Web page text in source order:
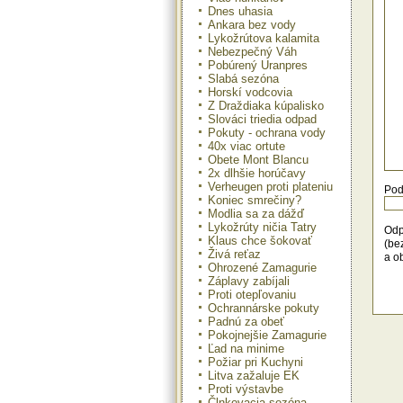
Dnes uhasia
Ankara bez vody
Lykožrútova kalamita
Nebezpečný Váh
Pobúrený Uranpres
Slabá sezóna
Horskí vodcovia
Z Draždiaka kúpalisko
Slováci triedia odpad
Pokuty - ochrana vody
40x viac ortute
Obete Mont Blancu
2x dlhšie horúčavy
Verheugen proti plateniu
Koniec smrečiny?
Modlia sa za dážď
Lykožrúty ničia Tatry
Klaus chce šokovať
Živá reťaz
Ohrozené Zamagurie
Záplavy zabíjali
Proti otepľovaniu
Ochrannárske pokuty
Padnú za obeť
Pokojnejšie Zamagurie
Ľad na minime
Požiar pri Kuchyni
Litva zažaluje EK
Proti výstavbe
v
kg
v
a